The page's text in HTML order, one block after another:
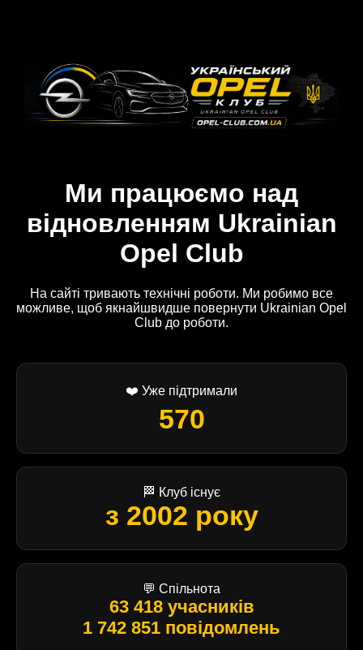
Ми працюємо над
відновленням Ukrainian
Opel Club
На сайті тривають технічні роботи. Ми робимо все
можливе, щоб якнайшвидше повернути Ukrainian Opel
Club до роботи.
❤️ Уже підтримали
570
🏁 Клуб існує
з 2002 року
💬 Спільнота
63 418 учасників
1 742 851 повідомлень